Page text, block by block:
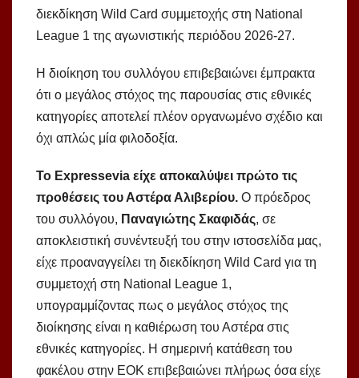
διεκδίκηση Wild Card συμμετοχής στη National
League 1 της αγωνιστικής περιόδου 2026-27.
Η διοίκηση του συλλόγου επιβεβαιώνει έμπρακτα
ότι ο μεγάλος στόχος της παρουσίας στις εθνικές
κατηγορίες αποτελεί πλέον οργανωμένο σχέδιο και
όχι απλώς μία φιλοδοξία.
Το Εxpressevia είχε αποκαλύψει πρώτο τις
προθέσεις του Αστέρα Αλιβερίου. Ο πρόεδρος
του συλλόγου, Παναγιώτης Σκαφιδάς, σε
αποκλειστική συνέντευξή του στην ιστοσελίδα μας,
είχε προαναγγείλει τη διεκδίκηση Wild Card για τη
συμμετοχή στη National League 1,
υπογραμμίζοντας πως ο μεγάλος στόχος της
διοίκησης είναι η καθιέρωση του Αστέρα στις
εθνικές κατηγορίες. Η σημερινή κατάθεση του
φακέλου στην ΕΟΚ επιβεβαιώνει πλήρως όσα είχε